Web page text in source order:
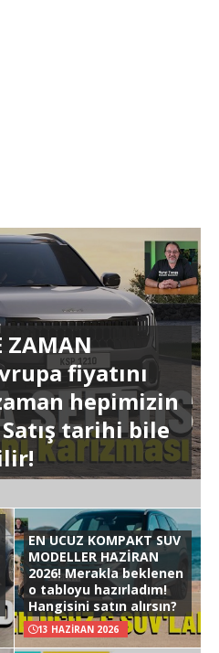
ZAMAN
fiyatını
hepimizin
Satış tarihi bile
EN UCUZ KOMPAKT SUV
MODELLER HAZİRAN
2026! Merakla beklenen
o tabloyu hazırladım!
Hangisini satın alırsın?
13 HAZIRAN 2026